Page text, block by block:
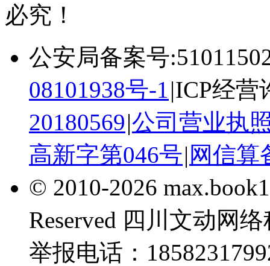
必究！
公安局备案号
08101938号-1 |ICP经营
20180569|公司营业执
高新字第046号| 网信算
© 2010-2026
Reserved 四川文动网
举报电话：